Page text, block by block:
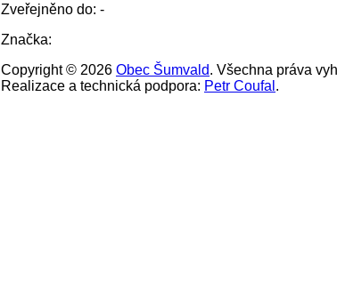
Zveřejněno do: -
Značka:
Copyright © 2026 Obec Šumvald. Všechna práva
Realizace a technická podpora: Petr Coufal .